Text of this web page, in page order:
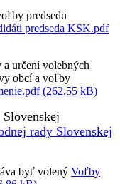
predsedu
predseda KSK.pdf
určení volebných
obcí a voľby
(262.55 kB)
rady Slovenskej
byť volený Voľby